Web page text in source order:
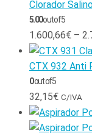
Clorador
5.00out of 5
1.600,66€ –
CTX 932 Anti
0out of 5
32,15€ C/IVA